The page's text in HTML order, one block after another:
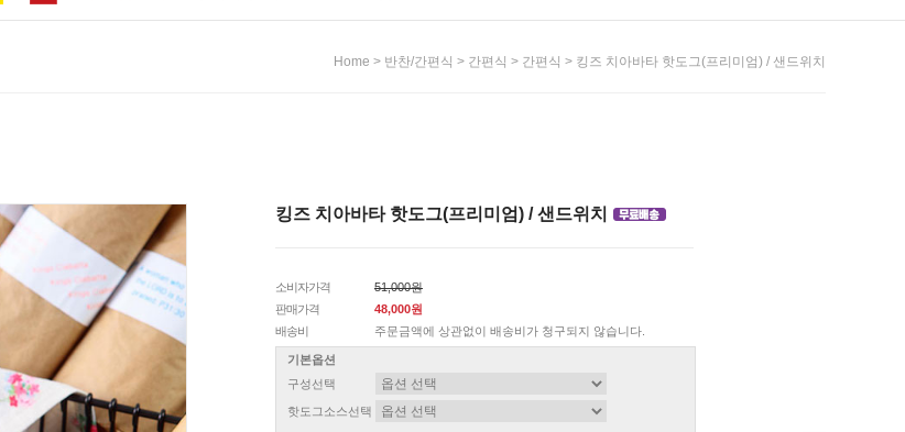
Home > 반찬/간편식 > 간편식 > 간편식 > 킹즈 치아바타 핫도그(프리미엄) / 샌드위치
킹즈 치아바타 핫도그(프리미엄) / 샌드위치
소비자가격
51,000원
판매가격
48,000원
배송비
주문금액에 상관없이 배송비가 청구되지 않습니다.
기본옵션
구성선택
핫도그소스선택